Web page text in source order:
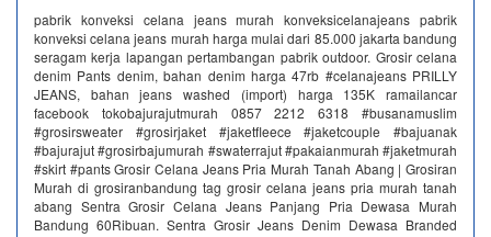
pabrik konveksi celana jeans murah konveksicelanajeans pabrik
konveksi celana jeans murah harga mulai dari 85.000 jakarta bandung
seragam kerja lapangan pertambangan pabrik outdoor. Grosir celana
denim Pants denim, bahan denim harga 47rb #celanajeans PRILLY
JEANS, bahan jeans washed (import) harga 135K ramailancar
facebook tokobajurajutmurah 0857 2212 6318 #busanamuslim
#grosirsweater #grosirjaket #jaketfleece #jaketcouple #bajuanak
#bajurajut #grosirbajumurah #swaterrajut #pakaianmurah #jaketmurah
#skirt #pants Grosir Celana Jeans Pria Murah Tanah Abang | Grosiran
Murah di grosiranbandung tag grosir celana jeans pria murah tanah
abang Sentra Grosir Celana Jeans Panjang Pria Dewasa Murah
Bandung 60Ribuan. Sentra Grosir Jeans Denim Dewasa Branded